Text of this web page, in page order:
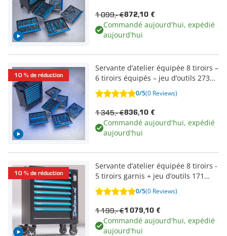
872,10 €
1 099,- €
Commandé aujourd'hui, expédié
aujourd'hui
10 % de réduction
Servante d’atelier équipée 8 tiroirs –
6 tiroirs équipés – jeu d’outils 273
pièces
0/5(0 Reviews)
836,10 €
1 345,- €
Commandé aujourd'hui, expédié
aujourd'hui
10 % de réduction
Servante d’atelier équipée 8 tiroirs -
5 tiroirs garnis + jeu d’outils 171
pièces
0/5(0 Reviews)
1 079,10 €
1 199,- €
Commandé aujourd'hui, expédié
aujourd'hui